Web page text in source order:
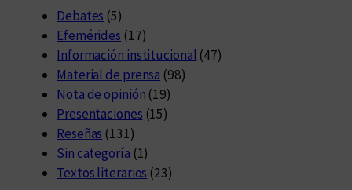
Debates (5)
Efemérides (17)
Información institucional (47)
Material de prensa (98)
Nota de opinión (19)
Presentaciones (15)
Reseñas (131)
Sin categoría (1)
Textos literarios (23)